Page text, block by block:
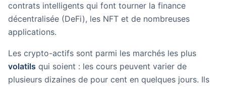
contrats intelligents qui font tourner la finance
décentralisée (DeFi), les NFT et de nombreuses
applications.
Les crypto-actifs sont parmi les marchés les plus
volatils qui soient : les cours peuvent varier de
plusieurs dizaines de pour cent en quelques jours. Ils